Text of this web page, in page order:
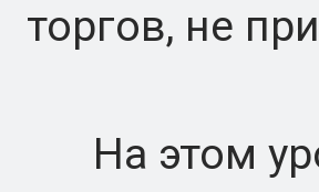
торгов, не
На этом